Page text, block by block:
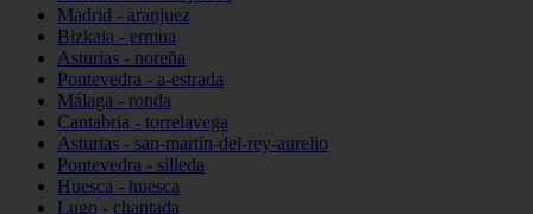
Madrid - aranjuez
Bizkaia - ermua
Asturias - noreña
Pontevedra - a-estrada
Málaga - ronda
Cantabria - torrelavega
Asturias - san-martín-del-rey-aurelio
Pontevedra - silleda
Huesca - huesca
Lugo - chantada